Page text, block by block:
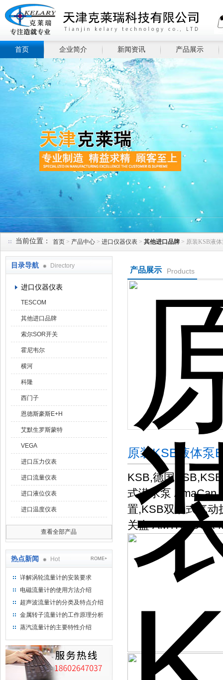
首页 企业简介 新闻资讯 产品展示
当前位置： 首页 > 产品中心 > 进口仪器仪表 > 其他进口品牌 > 原装KSB液
目录导航 Directory
进口仪器仪表
TESCOM
其他进口品牌
索尔SOR开关
霍尼韦尔
横河
科隆
西门子
恩德斯豪斯E+H
艾默生罗斯蒙特
VEGA
进口压力仪表
进口流量仪表
进口液位仪表
进口温度仪表
查看全部产品
热点新闻 Hot ROME+
详解涡轮流量计的安装要求
电磁流量计的使用方法介绍
超声波流量计的分类及特点介绍
金属转子流量计的工作原理分析
蒸汽流量计的主要特性介绍
产品展示 Products
原装KSB液体泵
KSB,德国
式潜水泵 AmaCan
置,KSB双动式气动
关盒 AMTROBOX